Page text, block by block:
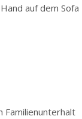
auf dem Sofa
Familienunterhalt